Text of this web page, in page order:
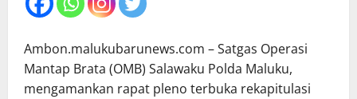
Ambon.malukubarunews.com – Satgas Operasi
Mantap Brata (OMB) Salawaku Polda Maluku,
mengamankan rapat pleno terbuka rekapitulasi